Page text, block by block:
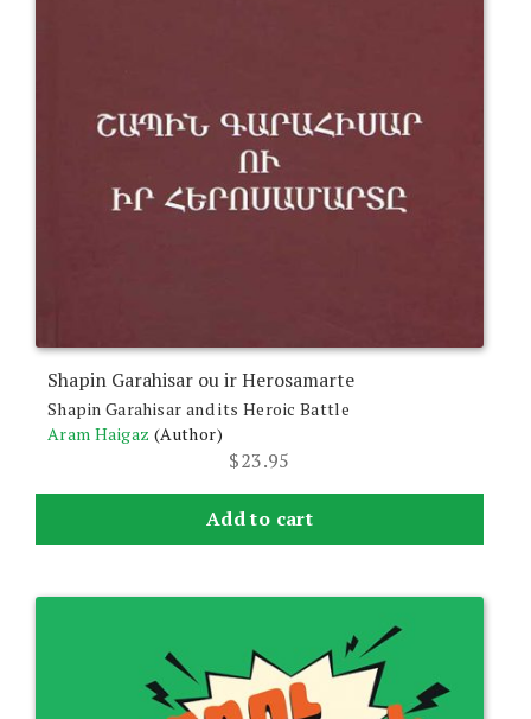
Shapin Garahisar ou ir Herosamarte
Shapin Garahisar and its Heroic Battle
Aram Haigaz (Author)
$23.95
Add to cart